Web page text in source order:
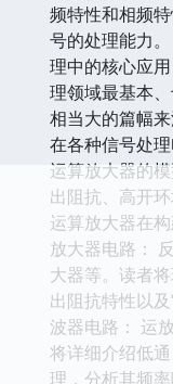
频特性和相频
号的处理能力
理中的核心应
理领域最基本
相当大的篇幅
在各种信号处
运算放大器的
出阻抗、高开
运算放大器在
放大器电路：
大器等。读者
出阻抗特性以
波器电路： 运
将详细介绍低
理，分析其频